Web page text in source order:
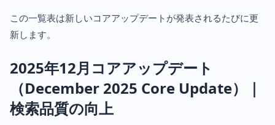
この一覧表は新しいコアアップデートが発表されるたびに更
新します。
2025年12月コアアップデート
（December 2025 Core Update）｜
検索品質の向上